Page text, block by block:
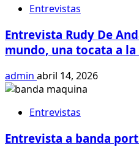
Entrevistas
Entrevista Rudy De
mundo, una tocata a la
admin abril 14, 2026
Entrevistas
Entrevista a banda